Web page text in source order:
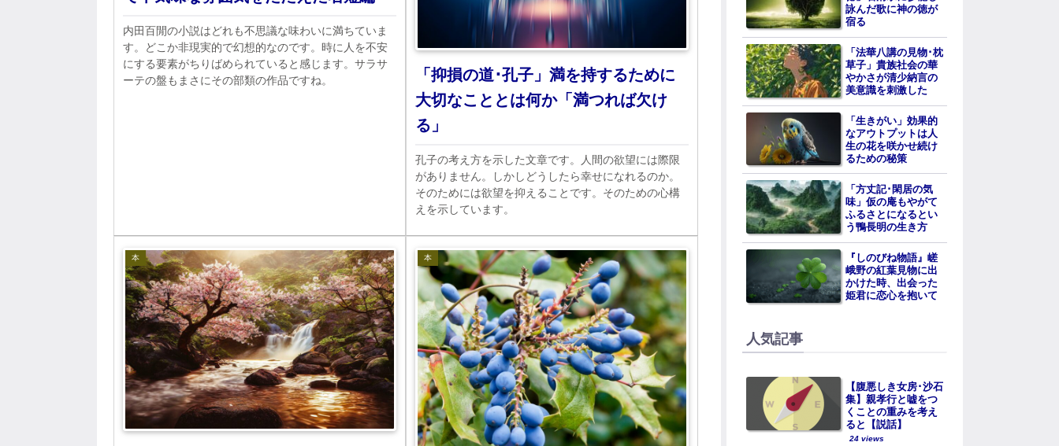
内田百閒の小説はどれも不思議な味わいに満ちていま
す。どこか非現実的で幻想的なのです。時に人を不安
にする要素がちりばめられていると感じます。サラサ
ーテの盤もまさにその部類の作品ですね。
「抑損の道･孔子」満を持するために
大切なこととは何か「満つれば欠け
る」
孔子の考え方を示した文章です。人間の欲望には際限
がありません。しかしどうしたら幸せになれるのか。
そのためには欲望を抑えることです。そのための心構
えを示しています。
本 本
詠んだ歌に神の徳が
宿る
「法華八講の見物･枕
草子」貴族社会の華
やかさが清少納言の
美意識を刺激した
「生きがい」効果的
なアウトプットは人
生の花を咲かせ続け
るための秘策
「方丈記･閑居の気
味」仮の庵もやがて
ふるさとになるとい
う鴨長明の生き方
『しのびね物語』嵯
峨野の紅葉見物に出
かけた時、出会った
姫君に恋心を抱いて
人気記事
【腹悪しき女房･沙石
集】親孝行と嘘をつ
くことの重みを考え
ると【説話】
24 views